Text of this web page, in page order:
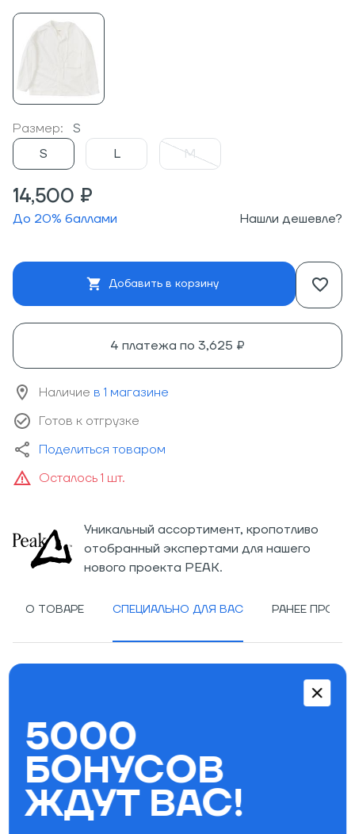
Размер:
S
S
L M
14,500 ₽
До 20% баллами Нашли дешевле?
Добавить в корзину
4 платежа по 3,625 ₽
Наличие в 1 магазине
Готов к отгрузке
Поделиться товаром
Осталось 1 шт.
Уникальный ассортимент, кропотливо
отобранный экспертами для нашего
нового проекта PEAK.
О ТОВАРЕ СПЕЦИАЛЬНО ДЛЯ ВАС РАНЕЕ
Свободный крой
Застегивается на пуговицы
Круглый воротник со шнурками-завязками
Длинные рукава с манжетами
Нагрудный карман
Состав: 100% хлопок
5000
БОНУСОВ
ЖДУТ ВАС!